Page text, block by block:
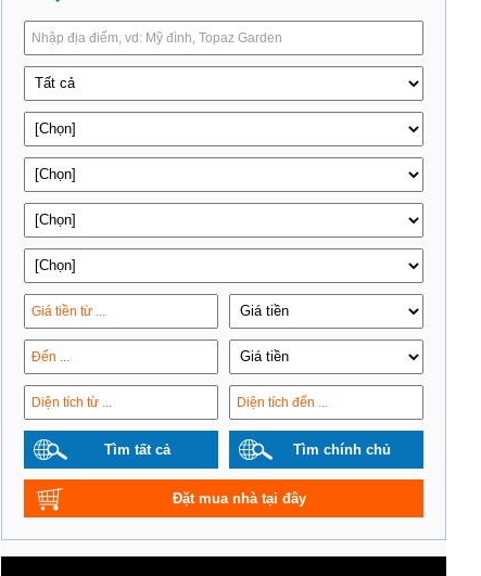
Tìm tất cả Tìm chính chủ
Đặt mua nhà tại đây